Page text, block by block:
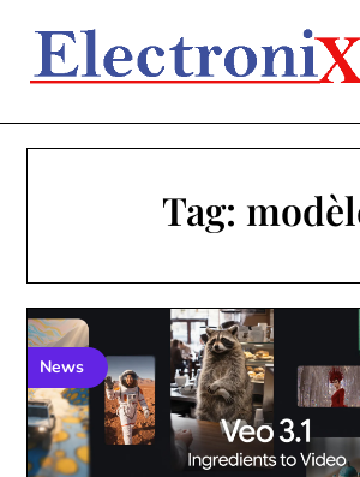
content
Tag:
News